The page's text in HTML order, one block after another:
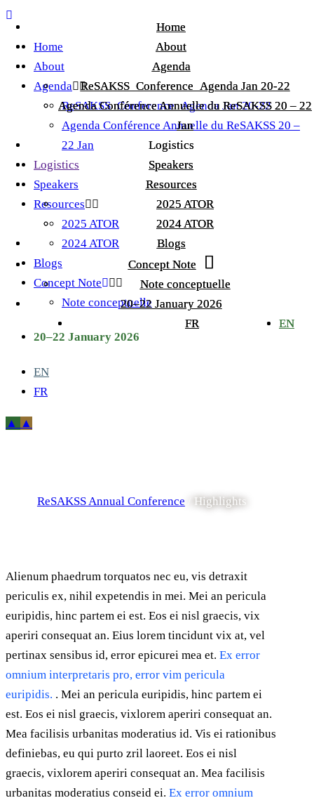
Home
About
Agenda
ReSAKSS_Conference_Agenda Jan 20-22
Agenda Conférence Annuelle du ReSAKSS 20 – 22
Jan
Logistics
Speakers
Resources
2025 ATOR
2024 ATOR
Blogs
Concept Note
Note conceptuelle
20–22 January 2026
EN
FR
Home
About
Agenda
ReSAKSS_Conference_Agenda Jan 20-22
Agenda Conférence Annuelle du ReSAKSS 20 – 22
Jan
Logistics
Speakers
Resources
2025 ATOR
2024 ATOR
Blogs
Concept Note
Note conceptuelle
20–22 January 2026
EN
FR
Home
About
Agenda
ReSAKSS_Conference_Agenda Jan 20-22
Agenda Conférence Annuelle du ReSAKSS 20 –
22 Jan
Logistics
Speakers
Resources
2025 ATOR
2024 ATOR
Blogs
Concept Note
Note conceptuelle
20–22 January 2026
EN
FR
ReSAKSS Annual Conference Highlights
Alienum phaedrum torquatos nec eu, vis detraxit
periculis ex, nihil expetendis in mei. Mei an pericula
euripidis, hinc partem ei est. Eos ei nisl graecis, vix
aperiri consequat an. Eius lorem tincidunt vix at, vel
pertinax sensibus id, error epicurei mea et. Ex error
omnium interpretaris pro, error vim pericula
euripidis. . Mei an pericula euripidis, hinc partem ei
est. Eos ei nisl graecis, vixlorem aperiri consequat an.
Mea facilisis urbanitas moderatius id. Vis ei rationibus
definiebas, eu qui purto zril laoreet. Eos ei nisl
graecis, vixlorem aperiri consequat an. Mea facilisis
urbanitas moderatius conseid ei. Ex error omnium